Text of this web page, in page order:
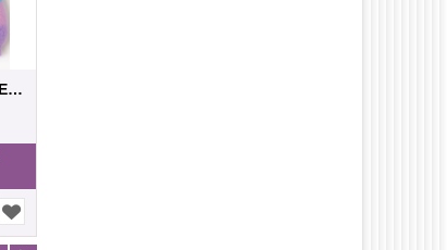
Πλεκτό Πατρόν – Ελαφρύ Mohair Πουλόβερ με...